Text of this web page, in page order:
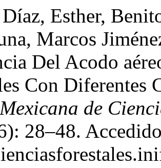
Díaz, Esther,
Marcos
Del Acodo
Con Diferentes
de
28–48.